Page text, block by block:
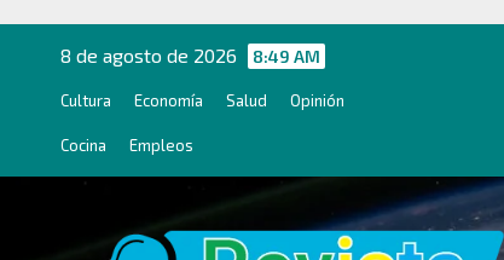
contenido
8 de agosto de 2026 8:49 AM
Cultura Economía Salud Opinión
Cocina Empleos